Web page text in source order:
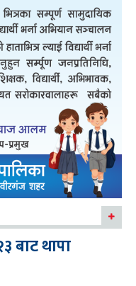
बाट थापा